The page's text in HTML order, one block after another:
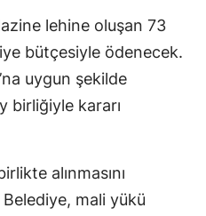
lehine oluşan 73
bütçesiyle ödenecek.
uygun şekilde
birliğiyle kararı
alınmasını
Belediye, mali yükü